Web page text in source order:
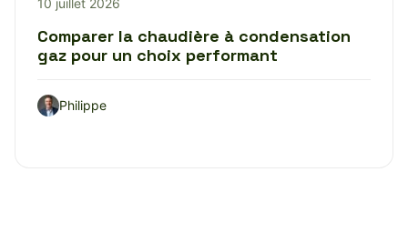
10 juillet 2026
Comparer la chaudière à condensation
gaz pour un choix performant
Philippe